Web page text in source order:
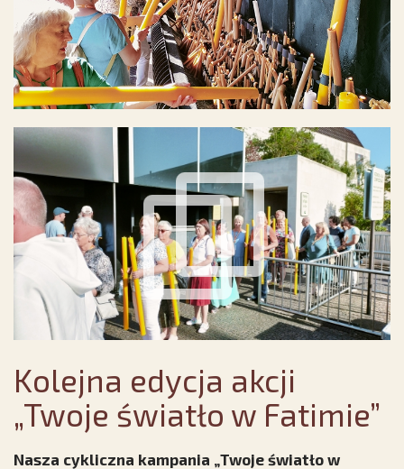
Kolejna edycja akcji
„Twoje światło w Fatimie”
Nasza cykliczna kampania „Twoje światło w